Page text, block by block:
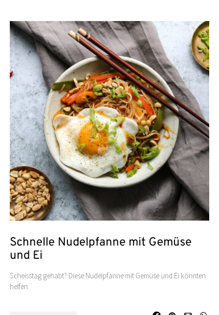
Schnelle Nudelpfanne mit Gemüse
und Ei
Scheisstag gehabt? Diese Nudelpfanne mit Gemüse und Ei könnten
helfen.